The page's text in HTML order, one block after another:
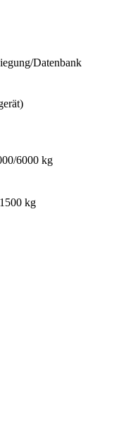
Datenbank
6000 kg
kg